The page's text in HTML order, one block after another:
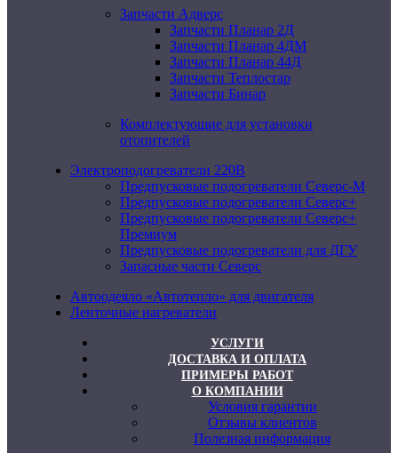
Запчасти Адверс
Запчасти Планар 2Д
Запчасти Планар 4ДМ
Запчасти Планар 44Д
Запчасти Теплостар
Запчасти Бинар
Комплектующие для установки
отопителей
Электроподогреватели 220В
Предпусковые подогреватели Северс-М
Предпусковые подогреватели Северс+
Предпусковые подогреватели Северс+
Премиум
Предпусковые подогреватели для ДГУ
Запасные части Северс
Автоодеяло «Автотепло» для двигателя
Ленточные нагреватели
УСЛУГИ
ДОСТАВКА И ОПЛАТА
ПРИМЕРЫ РАБОТ
О КОМПАНИИ
Условия гарантии
Отзывы клиентов
Полезная информация